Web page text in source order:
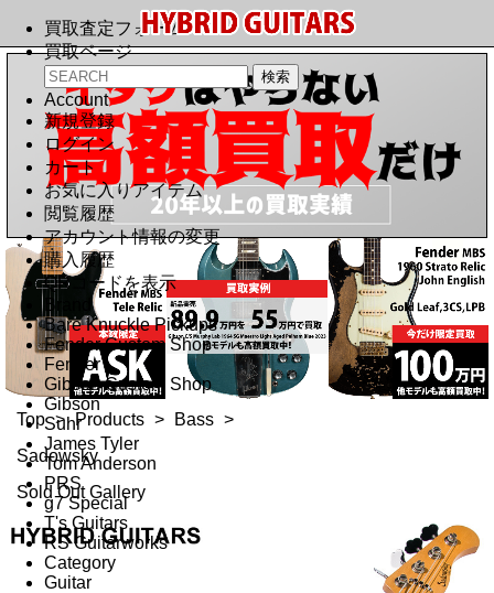
買取査定フォーム
買取ページ
Account
新規登録
ログイン
カート
お気に入りアイテム
閲覧履歴
アカウント情報の変更
購入履歴
QRコードを表示
Brand
Bare Knuckle Pickups
Fender Custom Shop
Fender
Gibson Custom Shop
Gibson
Suhr
James Tyler
Tom Anderson
PRS
g7 Special
T's Guitars
RS Guitarworks
Category
Guitar
Top > Products > Bass >
Sadowsky
Sold Out Gallery